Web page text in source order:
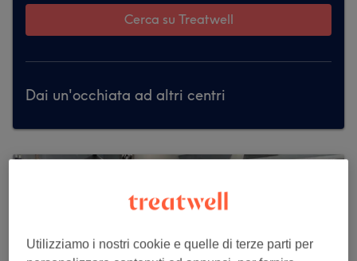
Cerca su Treatwell
Dai un'occhiata ad altri centri
Utilizziamo i nostri cookie e quelle di terze parti per